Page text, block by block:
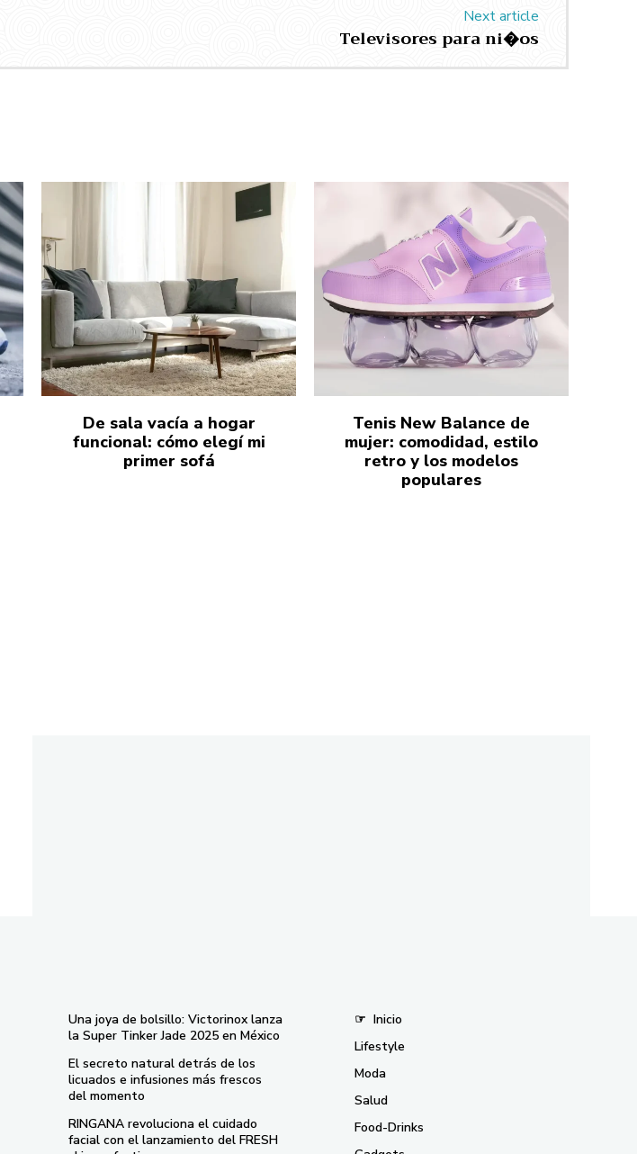
Next article
Televisores para ni�os
De sala vacía a hogar
funcional: cómo elegí mi
primer sofá
Tenis New Balance de
mujer: comodidad, estilo
retro y los modelos
populares
Una joya de bolsillo: Victorinox lanza
la Super Tinker Jade 2025 en México
El secreto natural detrás de los
licuados e infusiones más frescos
del momento
RINGANA revoluciona el cuidado
facial con el lanzamiento del FRESH
☞ Inicio
Lifestyle
Moda
Salud
Food-Drinks